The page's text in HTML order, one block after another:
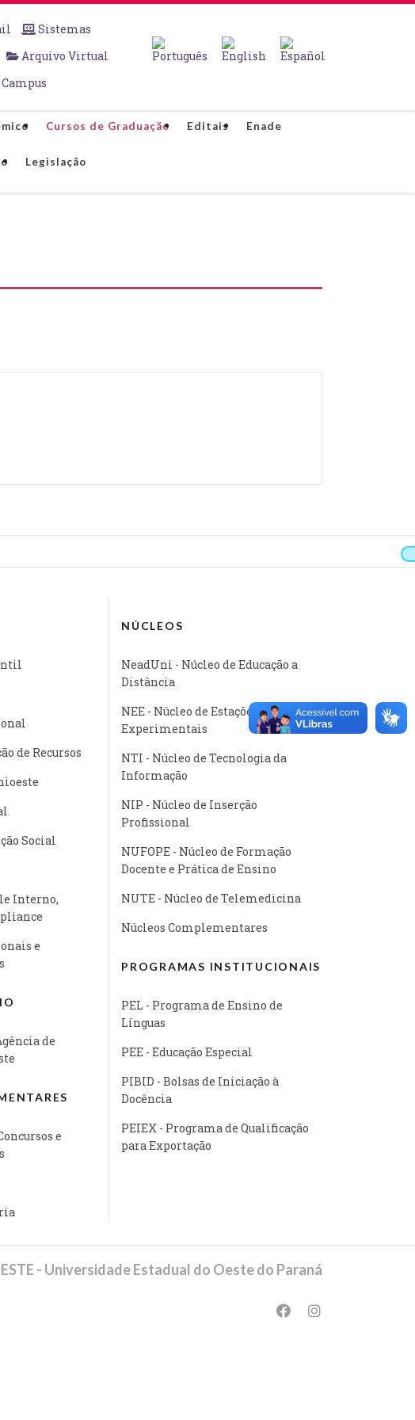
Sistemas
Arquivo Virtual
Campus
Cursos de Graduação Editais Enade
Legislação
de Recursos
Social
Interno,
e
de
e
NÚCLEOS
NeadUni - Núcleo de Educação a
Distância
NEE - Núcleo de Estações
Experimentais
NTI - Núcleo de Tecnologia da
Informação
NIP - Núcleo de Inserção
Profissional
NUFOPE - Núcleo de Formação
Docente e Prática de Ensino
NUTE - Núcleo de Telemedicina
Núcleos Complementares
PROGRAMAS INSTITUCIONAIS
PEL - Programa de Ensino de
Línguas
PEE - Educação Especial
PIBID - Bolsas de Iniciação à
Docência
PEIEX - Programa de Qualificação
para Exportação
- Universidade Estadual do Oeste do Paraná